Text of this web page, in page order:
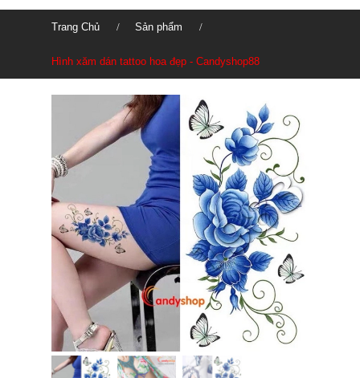
Trang Chủ Sản phẩm
Hình xăm dán tattoo hoa đẹp - Candyshop88